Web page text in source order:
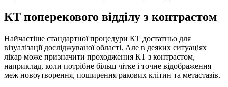
КТ поперекового відділу з контрастом
Найчастіше стандартної процедури КТ достатньо для
візуалізації досліджуваної області. Але в деяких ситуаціях
лікар може призначити проходження КТ з контрастом,
наприклад, коли потрібне більш чітке і точне відображення
меж новоутворення, поширення ракових клітин та метастазів.